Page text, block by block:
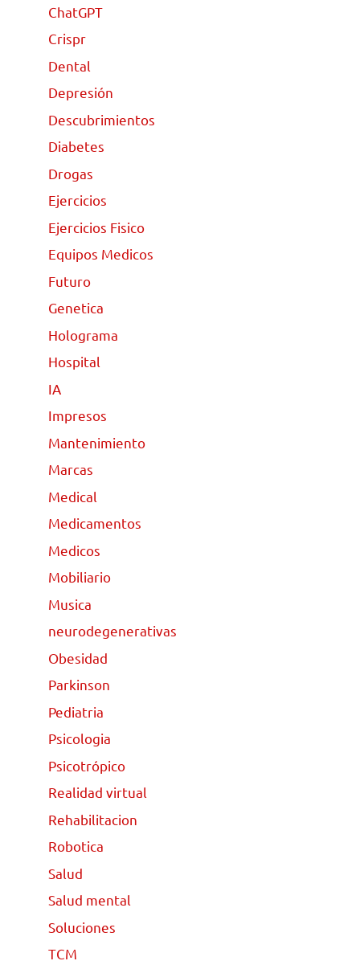
ChatGPT
Crispr
Dental
Depresión
Descubrimientos
Diabetes
Drogas
Ejercicios
Ejercicios Fisico
Equipos Medicos
Futuro
Genetica
Holograma
Hospital
IA
Impresos
Mantenimiento
Marcas
Medical
Medicamentos
Medicos
Mobiliario
Musica
neurodegenerativas
Obesidad
Parkinson
Pediatria
Psicologia
Psicotrópico
Realidad virtual
Rehabilitacion
Robotica
Salud
Salud mental
Soluciones
TCM